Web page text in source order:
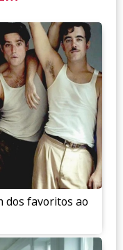
dos favoritos ao